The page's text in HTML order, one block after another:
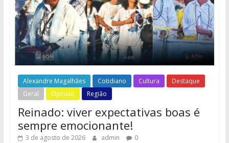
Alexandre Magalhães Cotidiano Cultura
Destaque
Geral
Opinião Região
Reinado: viver expectativas boas é
sempre emocionante!
3 de agosto de 2026 admin 0